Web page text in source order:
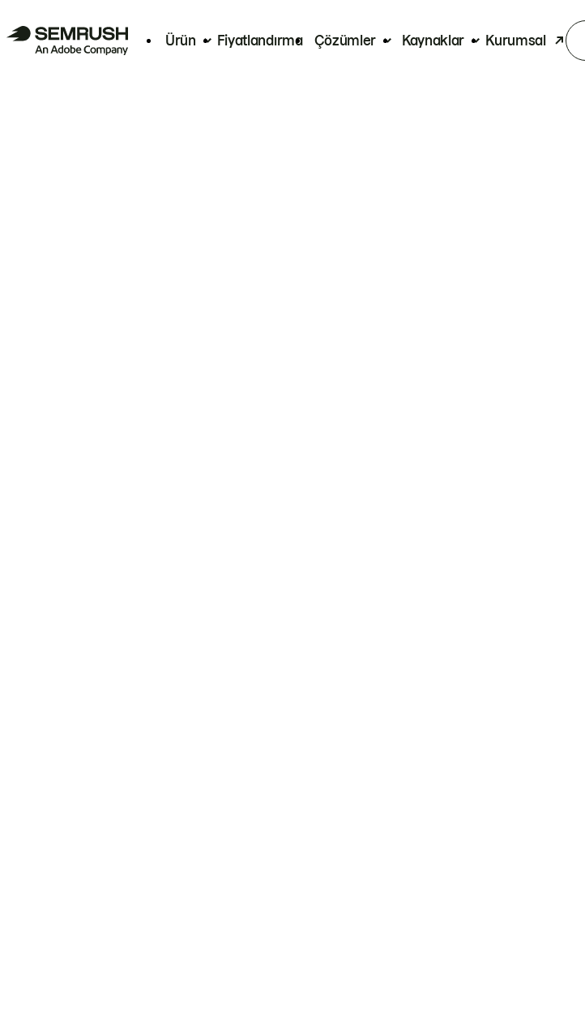
Ürün Fiyatlandırma Çözümler Kaynaklar Kurumsal